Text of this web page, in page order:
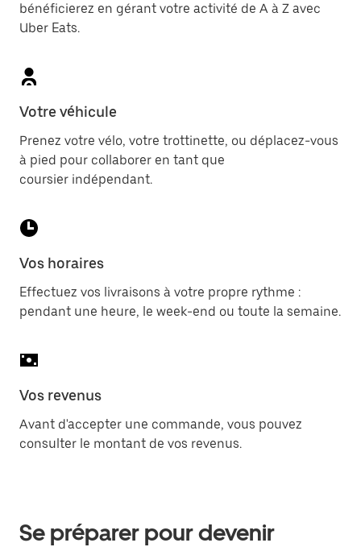
bénéficierez en gérant votre activité de A à Z avec
Uber Eats.
Votre véhicule
Prenez votre vélo, votre trottinette, ou déplacez-vous
à pied pour collaborer en tant que
coursier indépendant.
Vos horaires
Effectuez vos livraisons à votre propre rythme :
pendant une heure, le week-end ou toute la semaine.
Vos revenus
Avant d'accepter une commande, vous pouvez
consulter le montant de vos revenus.
Se préparer pour devenir